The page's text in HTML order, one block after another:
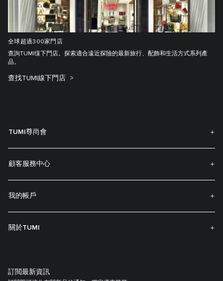
全球超過300家門店
查詢TUMI缐下門店。探索適合遠近探險的最新旅行、配飾和生活方式系列產
品。
查找TUMI線下門店
TUMI尊尚會
顧客服務中心
我的帳戶
關於TUMI
訂閲最新資訊